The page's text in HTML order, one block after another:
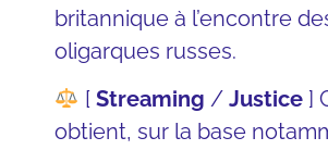
britannique à l’encontre
oligarques russes.
[ Streaming / Justice]
obtient, sur la base